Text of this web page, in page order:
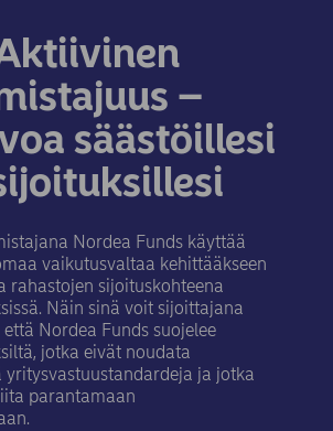
–
säästöillesi
Nordea Funds käyttää
vaikutusvaltaa kehittääkseen
rahastojen sijoituskohteena
Näin sinä voit sijoittajana
Nordea Funds suojelee
jotka eivät noudata
yritysvastuustandardeja ja jotka
parantamaan